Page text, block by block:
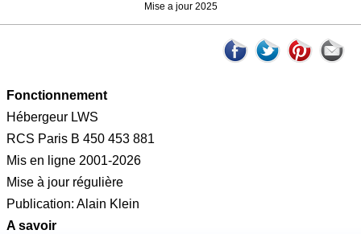
Mise a jour 2025
Fonctionnement
Hébergeur LWS
RCS Paris B 450 453 881
Mis en ligne 2001-2026
Mise à jour régulière
Publication: Alain Klein
A savoir